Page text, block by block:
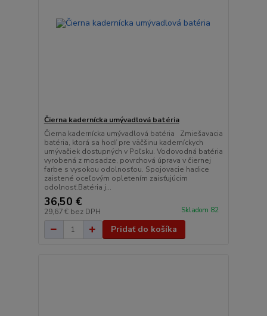
Čierna kadernícka umývadlová batéria
Čierna kadernícka umývadlová batéria Zmiešavacia
batéria, ktorá sa hodí pre väčšinu kaderníckych
umývačiek dostupných v Poľsku. Vodovodná batéria
vyrobená z mosadze, povrchová úprava v čiernej
farbe s vysokou odolnosťou. Spojovacie hadice
zaistené oceľovým opletením zaisťujúcim
odolnosť.Batéria j...
36,50 €
29,67 € bez DPH Skladom 82
Pridať do košíka